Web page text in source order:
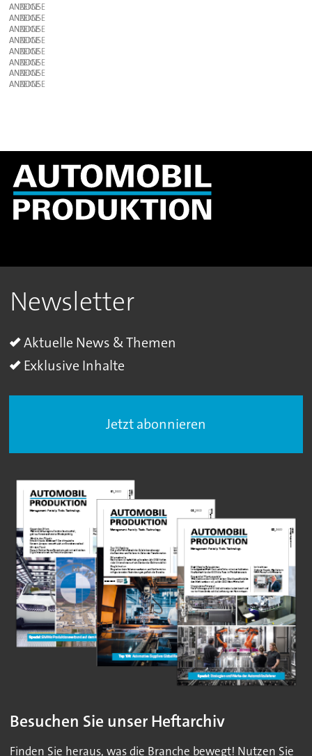
ANZEIGE
ANZEIGE
ANZEIGE
ANZEIGE
ANZEIGE
ANZEIGE
ANZEIGE
ANZEIGE
Newsletter
Aktuelle News & Themen
Exklusive Inhalte
Jetzt abonnieren
Besuchen Sie unser Heftarchiv
Finden Sie heraus, was die Branche bewegt! Nutzen Sie